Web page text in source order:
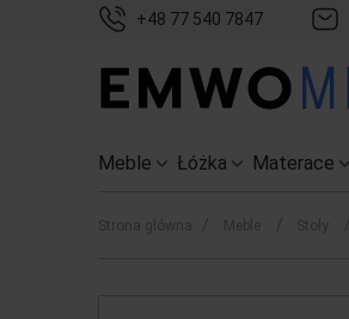
+48 77 540 7847
Meble Łóżka Materace
Strona główna Meble Stoły